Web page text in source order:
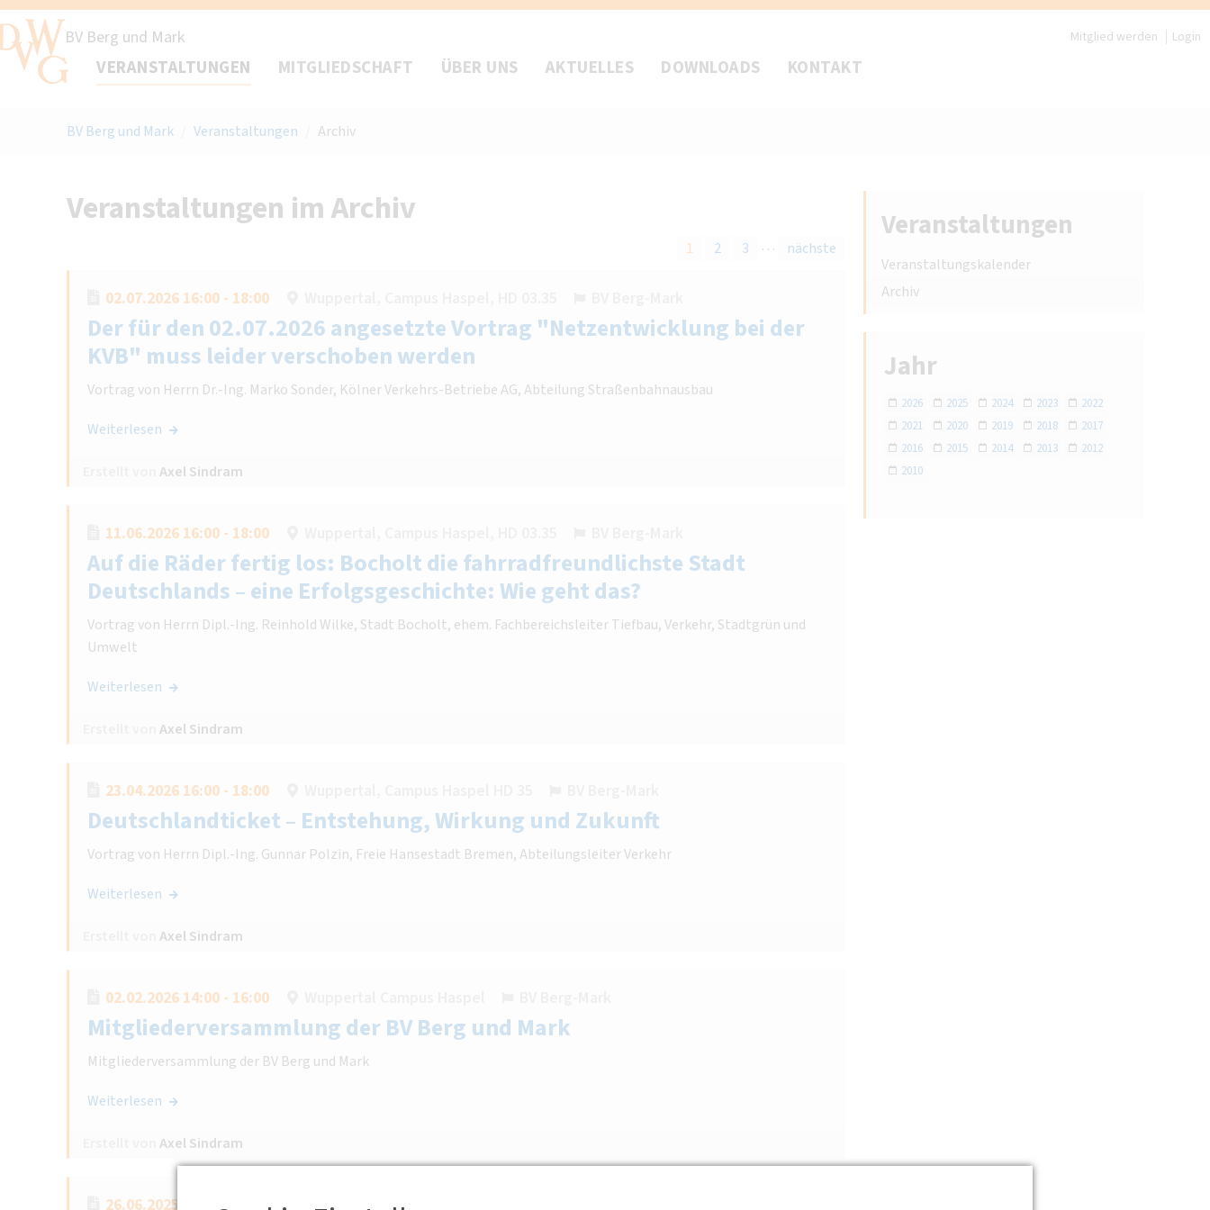
BV Berg und Mark Mitglied werden Login
VERANSTALTUNGEN MITGLIEDSCHAFT ÜBER UNS AKTUELLES DOWNLOADS KONTAKT
BV Berg und Mark Veranstaltungen Archiv
Veranstaltungen im Archiv
1 2 3 … nächste
02.07.2026 16:00 - 18:00
Der für den 02.07.2026 angesetzte Vortrag "Netzentwicklung bei der
KVB" muss leider verschoben werden
Vortrag von Herrn Dr.-Ing. Marko Sonder, Kölner Verkehrs-Betriebe AG, Abteilung Straßenbahnausbau
Weiterlesen
Axel Sindram
11.06.2026 16:00 - 18:00
Auf die Räder fertig los: Bocholt die fahrradfreundlichste Stadt
Deutschlands – eine Erfolgsgeschichte: Wie geht das?
Vortrag von Herrn Dipl.-Ing. Reinhold Wilke, Stadt Bocholt, ehem. Fachbereichsleiter Tiefbau, Verkehr, Stadtgrün und
Umwelt
Weiterlesen
Axel Sindram
23.04.2026 16:00 - 18:00
Deutschlandticket – Entstehung, Wirkung und Zukunft
Vortrag von Herrn Dipl.-Ing. Gunnar Polzin, Freie Hansestadt Bremen, Abteilungsleiter Verkehr
Weiterlesen
Axel Sindram
02.02.2026 14:00 - 16:00
Mitgliederversammlung der BV Berg und Mark
Mitgliederversammlung der BV Berg und Mark
Weiterlesen
Axel Sindram
26.06.2025 16:00 - 18:00 Wuppertal, Campus Haspel HC R.36
Veranstaltungen
Veranstaltungskalender
Archiv
Jahr
2026 2025 2024 2023
2022
2021
2020 2019 2018
2017
2016
2015 2014 2013
2012
2010